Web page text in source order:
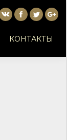
Вконтакте
Facebook
Twitter
КОНТАКТЫ